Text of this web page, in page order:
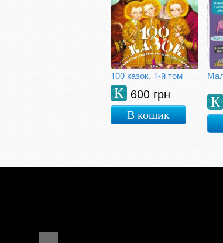
100 казок. 1-й том
600 грн
К
В кошик
К